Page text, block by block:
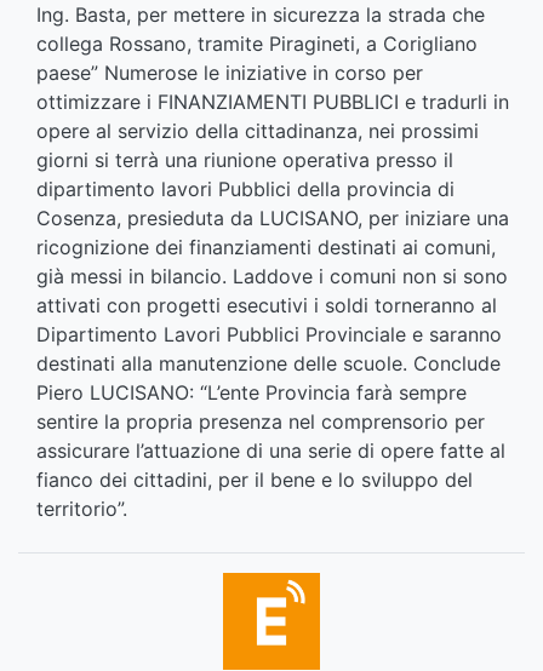
Ing. Basta, per mettere in sicurezza la strada che
collega Rossano, tramite Piragineti, a Corigliano
paese” Numerose le iniziative in corso per
ottimizzare i FINANZIAMENTI PUBBLICI e tradurli in
opere al servizio della cittadinanza, nei prossimi
giorni si terrà una riunione operativa presso il
dipartimento lavori Pubblici della provincia di
Cosenza, presieduta da LUCISANO, per iniziare una
ricognizione dei finanziamenti destinati ai comuni,
già messi in bilancio. Laddove i comuni non si sono
attivati con progetti esecutivi i soldi torneranno al
Dipartimento Lavori Pubblici Provinciale e saranno
destinati alla manutenzione delle scuole. Conclude
Piero LUCISANO: “L’ente Provincia farà sempre
sentire la propria presenza nel comprensorio per
assicurare l’attuazione di una serie di opere fatte al
fianco dei cittadini, per il bene e lo sviluppo del
territorio”.